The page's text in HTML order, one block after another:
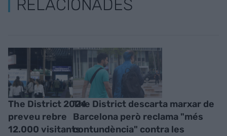
RELACIONADES
The District 2024
preveu rebre
12.000 visitants
The District descarta marxar de
Barcelona però reclama "més
contundència" contra les